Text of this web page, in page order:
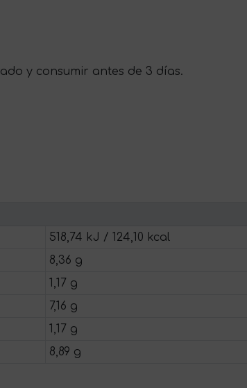
y consumir antes de 3 días.
518,74 kJ / 124,10 kcal
8,36 g
1,17 g
7,16 g
1,17 g
8,89 g